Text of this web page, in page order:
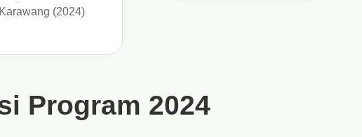
Karawang (2024)
Program 2024